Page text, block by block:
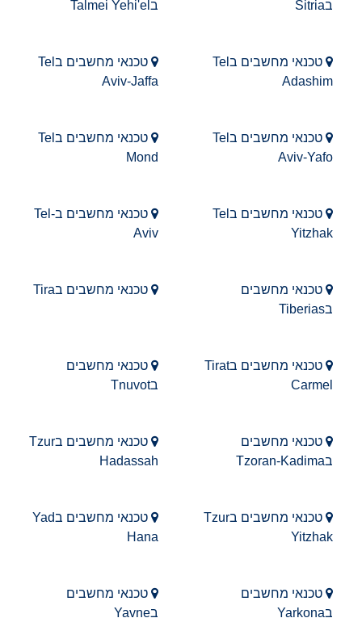
בSitria בTalmei Yehi'el
טכנאי מחשבים בTel
Adashim
טכנאי מחשבים בTel
Aviv-Jaffa
טכנאי מחשבים בTel
Aviv-Yafo
טכנאי מחשבים בTel
Mond
טכנאי מחשבים בTel
Yitzhak
טכנאי מחשבים בTel-
Aviv
טכנאי מחשבים
בTiberias
טכנאי מחשבים בTira
טכנאי מחשבים בTirat
Carmel
טכנאי מחשבים
בTnuvot
טכנאי מחשבים
בTzoran-Kadima
טכנאי מחשבים בTzur
Hadassah
טכנאי מחשבים בTzur
Yitzhak
טכנאי מחשבים בYad
Hana
טכנאי מחשבים
בYarkona
טכנאי מחשבים
בYavne